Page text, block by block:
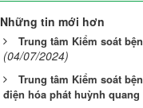
Những tin mới hơn
Trung tâm Kiểm soát
(04/07/2024)
Trung tâm Kiểm soát
điện hóa phát huỳnh quang